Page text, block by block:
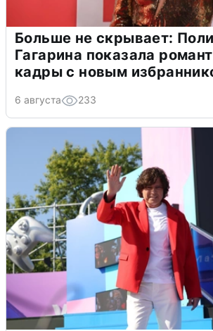
Больше не скрывает:
Гагарина показала
кадры с новым
6 августа 233